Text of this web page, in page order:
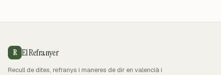
R El Refranyer
Recull de dites, refranys i maneres de dir en valencià i